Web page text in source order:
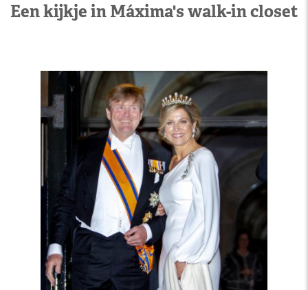
Een kijkje in Máxima's walk-in closet